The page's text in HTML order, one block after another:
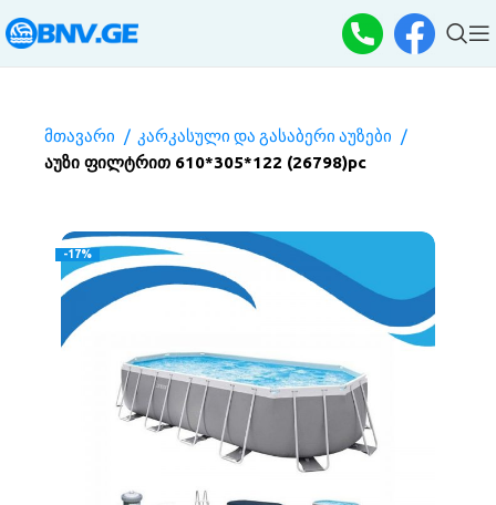
მთავარი
კარკასული და გასაბერი აუზები
აუზი ფილტრით 610*305*122 (26798)pc
-17%